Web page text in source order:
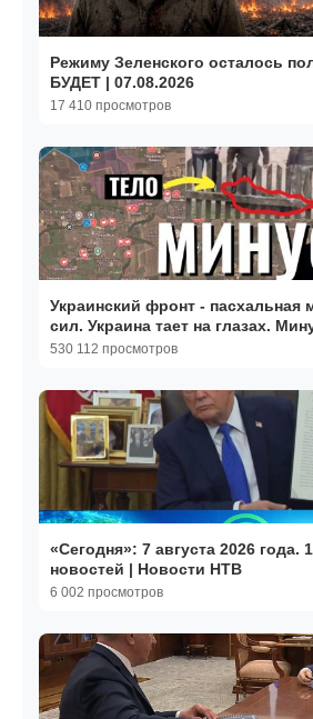
Режиму Зеленского осталось
БУДЕТ | 07.08.2026
17 410 просмотров
Украинский фронт - пасхальная
сил. Украина тает на глазах.
10.04.26
530 112 просмотров
«Сегодня»: 7 августа 2026 года.
новостей | Новости НТВ
6 002 просмотров